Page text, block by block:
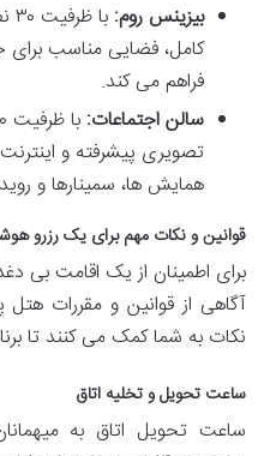
بیزینس روم:
کامل، فضایی مناسب
فراهم می کند.
سالن اجتماعات:
تصویری پیشرفته و اینترنت
همایش ها، سمینارها و
قوانین و نکات مهم برای یک رزرو
برای اطمینان از یک اقامت
آگاهی از قوانین و مقررات
نکات به شما کمک می کنند تا
ساعت تحویل و تخلیه اتاق